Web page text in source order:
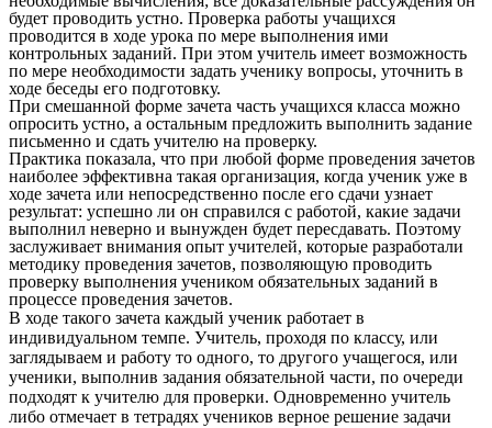
будет проводить устно. Проверка работы учащихся
проводится в ходе урока по мере выполнения ими
контрольных заданий. При этом учитель имеет возможность
по мере необходимости задать ученику вопросы, уточнить в
ходе беседы его подготовку.
При смешанной форме зачета часть учащихся класса можно
опросить устно, а остальным предложить выполнить задание
письменно и сдать учителю на проверку.
Практика показала, что при любой форме проведения зачетов
наиболее эффективна такая организация, когда ученик уже в
ходе зачета или непосредственно после его сдачи узнает
результат: успешно ли он справился с работой, какие задачи
выполнил неверно и вынужден будет пересдавать. Поэтому
заслуживает внимания опыт учителей, которые разработали
методику проведения зачетов, позволяющую проводить
проверку выполнения учеником обязательных заданий в
процессе проведения зачетов.
В ходе такого зачета каждый ученик работает в
индивидуальном темпе. Учитель, проходя по классу, или
заглядываем и работу то одного, то другого учащегося, или
ученики, выполнив задания обязательной части, по очереди
подходят к учителю для проверки. Одновременно учитель
либо отмечает в тетрадях учеников верное решение задачи